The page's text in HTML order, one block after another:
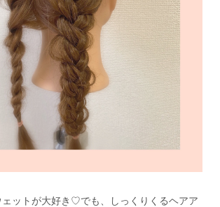
ェットが大好き♡でも、しっくりくるヘアア